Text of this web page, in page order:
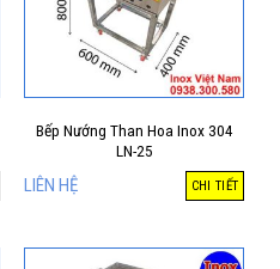
Bếp Nướng Than Hoa Inox 304
LN-25
LIÊN HỆ CHI TIẾT